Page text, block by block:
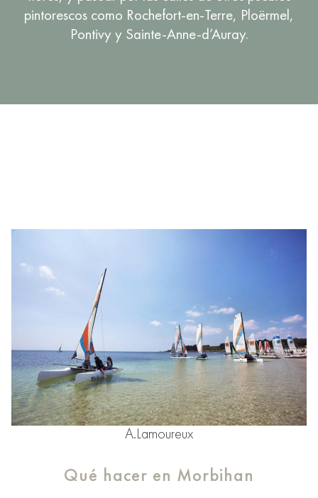
pintorescos como Rochefort-en-Terre, Ploërmel,
Pontivy y Sainte-Anne-d’Auray.
A.Lamoureux
Qué hacer en Morbihan